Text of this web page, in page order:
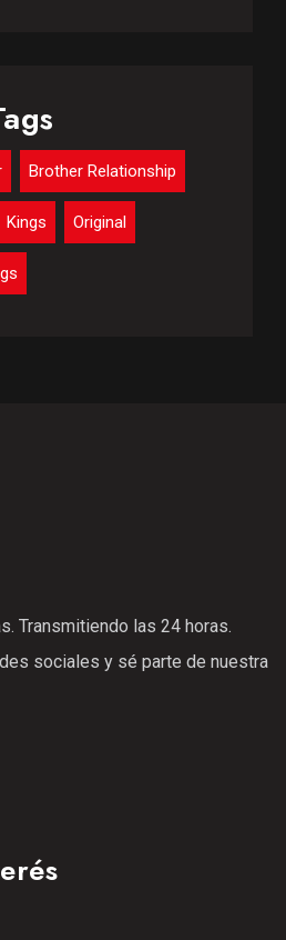
Brother Relationship
Kings Original
Transmitiendo las 24 horas.
sociales y sé parte de nuestra